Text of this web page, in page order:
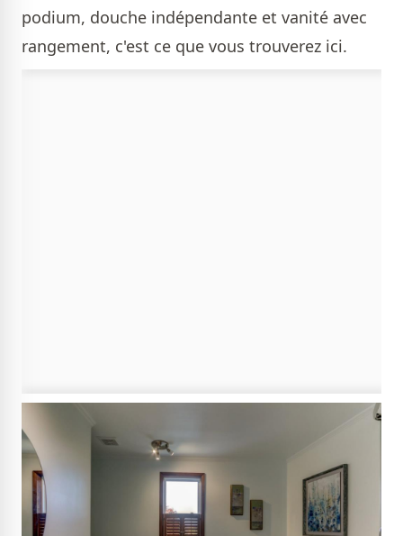
podium, douche indépendante et vanité avec
rangement, c'est ce que vous trouverez ici.